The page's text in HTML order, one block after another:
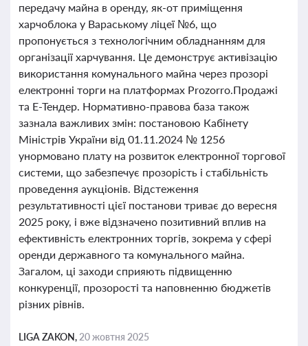
передачу майна в оренду, як-от приміщення
харчоблока у Вараському ліцеї №6, що
пропонується з технологічним обладнанням для
організації харчування. Це демонструє активізацію
використання комунального майна через прозорі
електронні торги на платформах Prozorro.Продажі
та Е-Тендер. Нормативно-правова база також
зазнала важливих змін: постановою Кабінету
Міністрів України від 01.11.2024 № 1256
унормовано плату на розвиток електронної торгової
системи, що забезпечує прозорість і стабільність
проведення аукціонів. Відстеження
результативності цієї постанови триває до вересня
2025 року, і вже відзначено позитивний вплив на
ефективність електронних торгів, зокрема у сфері
оренди державного та комунального майна.
Загалом, ці заходи сприяють підвищенню
конкуренції, прозорості та наповненню бюджетів
різних рівнів.
LIGA ZAKON, 20 жовтня 2025